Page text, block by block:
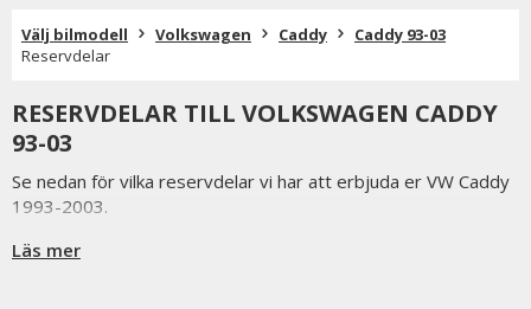
Välj bilmodell Volkswagen Caddy
Caddy 93-03
Reservdelar
RESERVDELAR TILL VOLKSWAGEN CADDY
93-03
Se nedan för vilka reservdelar vi har att erbjuda er VW Caddy
1993-2003.
förutsatta att varan finns i lager.
Läs mer